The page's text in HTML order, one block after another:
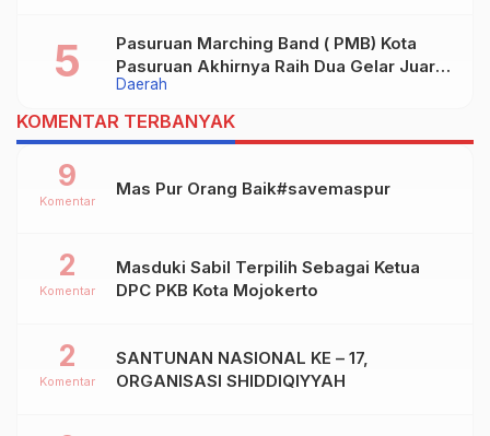
Daerah
Pasuruan Marching Band ( PMB) Kota
Pasuruan Akhirnya Raih Dua Gelar Juara
Dalam Kejurprov Jatim 2024
KOMENTAR TERBANYAK
Mas Pur Orang Baik#savemaspur
9
Komentar
Masduki Sabil Terpilih Sebagai Ketua
DPC PKB Kota Mojokerto
2
Komentar
SANTUNAN NASIONAL KE – 17,
ORGANISASI SHIDDIQIYYAH
2
Komentar